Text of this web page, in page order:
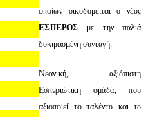
οποίων οικοδομείται ο νέος
ΕΣΠΕΡΟΣ με την παλιά
δοκιμασμένη συνταγή:
Νεανική, αξιόπιστη
Εσπεριώτικη ομάδα, που
αξιοποιεί το ταλέντο και το